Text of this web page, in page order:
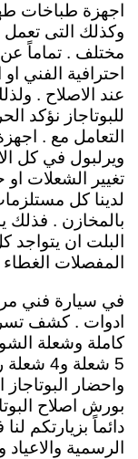
اجهزة طباخات
وكذلك التى تعمل
مختلف . تماماً عن
احترافية الفني
عند الاصلاح .
للبوتاجاز نؤكد
التعامل مع .
ويرلبول في كل
تغيير الشعلات
لدينا كل
بالمخازن . فذلك
البلت ان
المفصلات
في سيارة فني
ادوات . كشف
كاملة وشعلة
5 شعلة
واحضار
بورش اصلاح
دائماً بزيارتكم
الرسمية